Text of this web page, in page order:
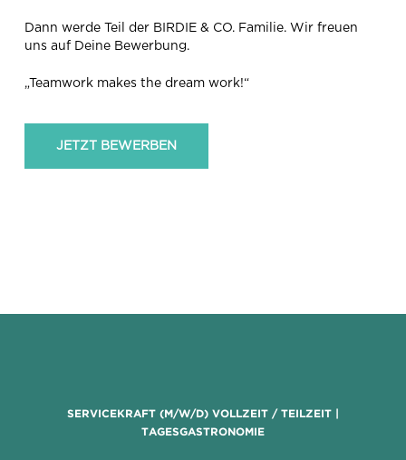
Dann werde Teil der BIRDIE & CO. Familie. Wir freuen
uns auf Deine Bewerbung.
„Teamwork makes the dream work!“
JETZT BEWERBEN
SERVICEKRAFT (M/W/D) VOLLZEIT / TEILZEIT |
TAGESGASTRONOMIE